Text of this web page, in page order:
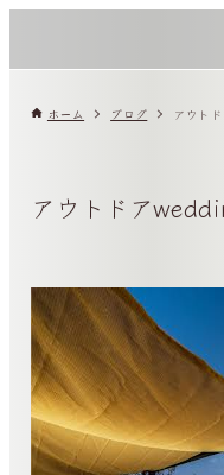
ホーム ブログ アウト
アウトドア